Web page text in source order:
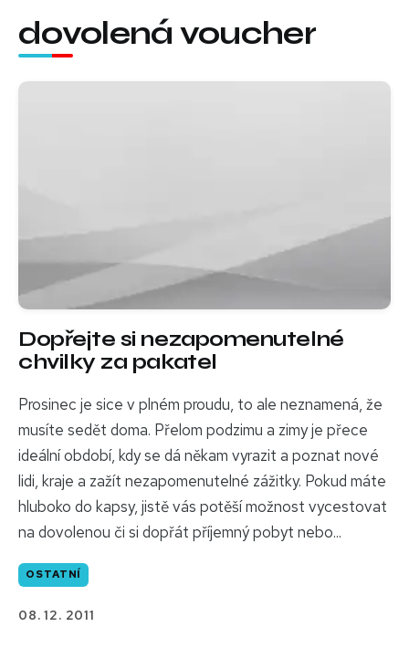
dovolená voucher
Dopřejte si nezapomenutelné
chvilky za pakatel
Prosinec je sice v plném proudu, to ale neznamená, že
musíte sedět doma. Přelom podzimu a zimy je přece
ideální období, kdy se dá někam vyrazit a poznat nové
lidi, kraje a zažít nezapomenutelné zážitky. Pokud máte
hluboko do kapsy, jistě vás potěší možnost vycestovat
na dovolenou či si dopřát příjemný pobyt nebo...
OSTATNÍ
08. 12. 2011